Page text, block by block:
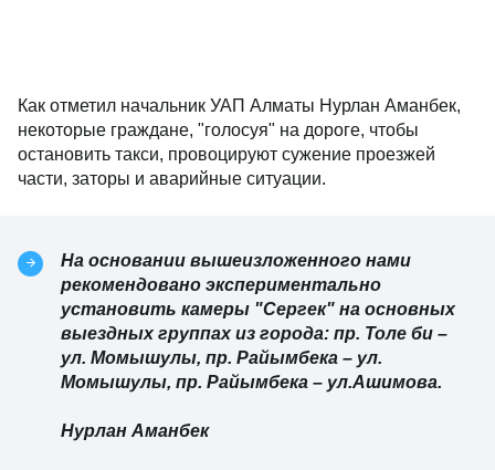
Как отметил начальник УАП Алматы Нурлан Аманбек,
некоторые граждане, "голосуя" на дороге, чтобы
остановить такси, провоцируют сужение проезжей
части, заторы и аварийные ситуации.
На основании вышеизложенного нами
рекомендовано экспериментально
установить камеры "Сергек" на основных
выездных группах из города: пр. Толе би –
ул. Момышулы, пр. Райымбека – ул.
Момышулы, пр. Райымбека – ул.Ашимова.
Нурлан Аманбек